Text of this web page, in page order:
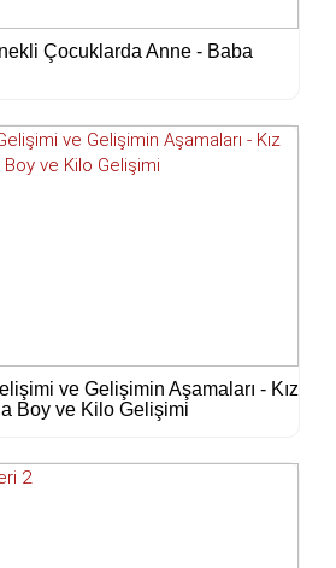
Çocuklarda Anne - Baba
ve Gelişimin Aşamaları - Kız
Boy ve Kilo Gelişimi